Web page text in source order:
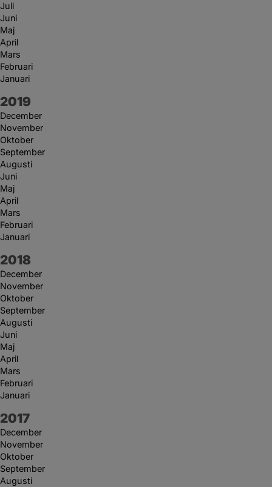
Juli
Juni
Maj
April
Mars
Februari
Januari
År:
2019
December
November
Oktober
September
Augusti
Juni
Maj
April
Mars
Februari
Januari
År:
2018
December
November
Oktober
September
Augusti
Juni
Maj
April
Mars
Februari
Januari
År:
2017
December
November
Oktober
September
Augusti